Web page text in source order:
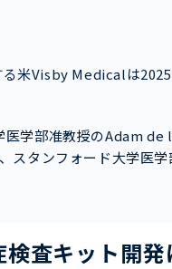
米Visby Medicalは
医学部准教授のAdam
タンフォード大学医
査キット開発